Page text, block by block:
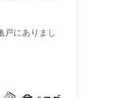
戸にありまし